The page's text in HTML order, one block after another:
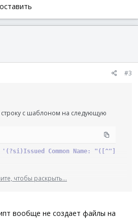
#3
с шаблоном на следующую
'(?si)Issued Common Name:
чтобы раскрыть...
вообще не создает файлы на